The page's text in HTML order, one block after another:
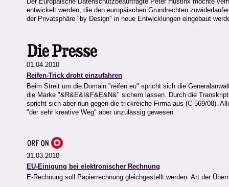
entwickelt werden, die den europäischen Grundrechten
der Privatsphäre "by Design" in neue Entwicklungen eingebaut
01.04.2010
Reifen-Trick droht einzufahren
Beim Streit um die Domain "reifen.eu" spricht sich die
die Marke "&R&E&I&F&E&N&" sichern lassen. Durch die
spricht sich aber nun gegen die trickreiche Firma aus (C-569/08).
"der sehr kreative Weg" aber unzulässig gewesen
31.03.2010
EU-Einigung bei elektronischer Rechnung
E-Rechnung soll Papierrechnung gleichgestellt werden. Art der